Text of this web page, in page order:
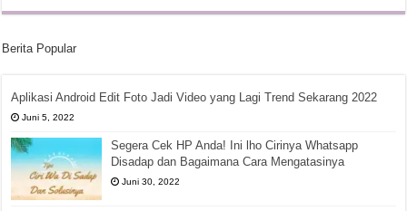
Berita Popular
Aplikasi Android Edit Foto Jadi Video yang Lagi Trend Sekarang 2022
Juni 5, 2022
Segera Cek HP Anda! Ini lho Cirinya Whatsapp
Disadap dan Bagaimana Cara Mengatasinya
Juni 30, 2022